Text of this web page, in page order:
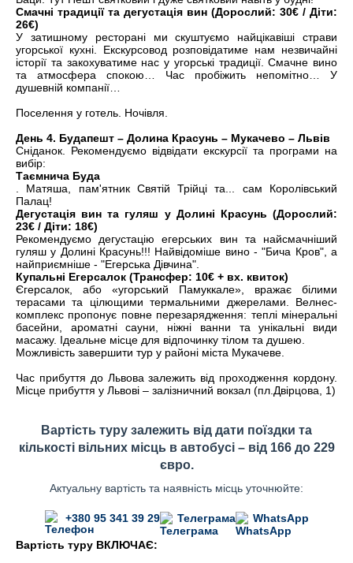
Смачні традиції та дегустація вин (Дорослий: 30€ / Діти:
26€)
У затишному ресторані ми скуштуємо найцікавіші страви
угорської кухні. Екскурсовод розповідатиме нам незвичайні
історії та закохуватиме нас у угорські традиції. Смачне вино
та атмосфера спокою… Час пробіжить непомітно… У
душевній компанії…
Поселення у готель. Ночівля.
День 4. Будапешт – Долина Красунь – Мукачево – Львів
Сніданок. Рекомендуємо відвідати екскурсії та програми на
вибір:
Таємнича Буда
. Матяша, пам'ятник Святій Трійці та... сам Королівський
Палац!
Дегустація вин та гуляш у Долині Красунь (Дорослий:
23€ / Діти: 18€)
Рекомендуємо дегустацію егерських вин та найсмачніший
гуляш у Долині Красунь!!! Найвідоміше вино - "Бича Кров", а
найприємніше - "Егерська Дівчина".
Купальні Егерсалок (Трансфер: 10€ + вх. квиток)
Єгерсалок, або «угорський Памуккале», вражає білими
терасами та цілющими термальними джерелами. Велнес-
комплекс пропонує повне перезарядження: теплі мінеральні
басейни, ароматні сауни, ніжні ванни та унікальні види
масажу. Ідеальне місце для відпочинку тілом та душею.
Можливість завершити тур у районі міста Мукачеве.
Час прибуття до Львова залежить від проходження кордону.
Місце прибуття у Львові – залізничний вокзал (пл.Двірцова, 1)
Вартість туру залежить від дати поїздки та
кількості вільних місць в автобусі – від 166 до 229
євро.
Актуальну вартість та наявність місць уточнюйте:
+380 95 341 39 29 Телеграма WhatsApp
Вартість туру ВКЛЮЧАЄ: